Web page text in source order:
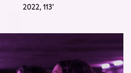
2022,113'